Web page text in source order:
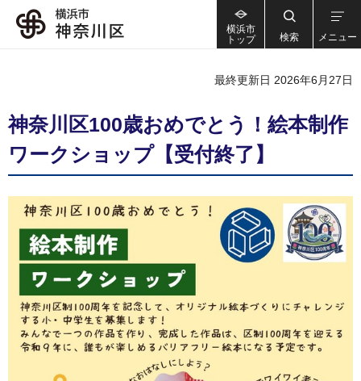
横浜市
トップ
検索 メニュー
最終更新日 2026年6月27日
神奈川区100歳おめでとう！絵本制作
ワークショップ【受付終了】